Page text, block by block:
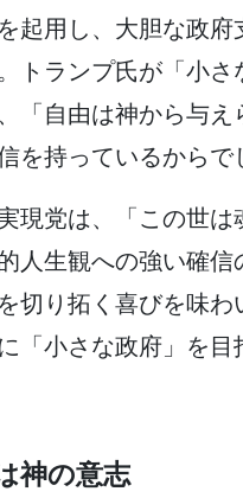
起用し、大胆な政府
トランプ氏が「小さ
「自由は神から与え
を持っているからで
現党は、「この世は
人生観への強い確信
切り拓く喜びを味わ
「小さな政府」を目
神の意志